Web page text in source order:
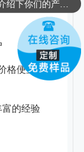
格便宜，清关
的经验
可以介绍下你们的产品么？